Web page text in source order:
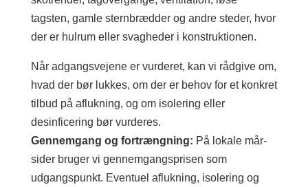
tagsten, gamle sternbrædder og andre steder, hvor
der er hulrum eller svagheder i konstruktionen.
Når adgangsvejene er vurderet, kan vi rådgive om,
hvad der bør lukkes, om der er behov for et konkret
tilbud på aflukning, og om isolering eller
desinficering bør vurderes.
Gennemgang og fortrængning: På lokale mår-
sider bruger vi gennemgangsprisen som
udgangspunkt. Eventuel aflukning, isolering og